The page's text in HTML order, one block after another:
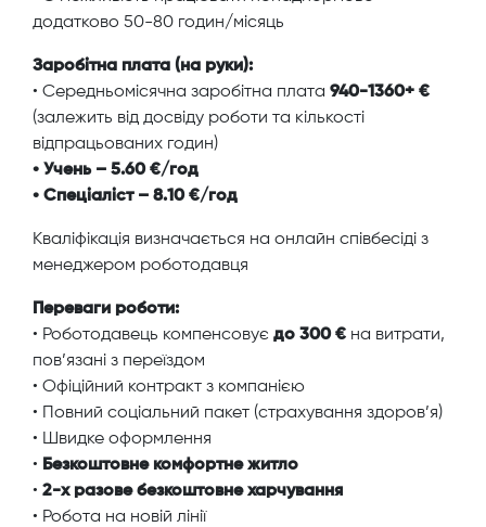
додатково 50-80 годин/місяць
Заробітна плата (на руки):
• Середньомісячна заробітна плата 940-1360+ €
(залежить від досвіду роботи та кількості
відпрацьованих годин)
• Учень – 5.60 €/год
• Спеціаліст – 8.10 €/год
Кваліфікація визначається на онлайн співбесіді з
менеджером роботодавця
Переваги роботи:
• Роботодавець компенсовує до 300 € на витрати,
пов’язані з переїздом
• Офіційний контракт з компанією
• Повний соціальний пакет (страхування здоров’я)
• Швидке оформлення
• Безкоштовне комфортне житло
• 2-х разове безкоштовне харчування
• Робота на новій лінії